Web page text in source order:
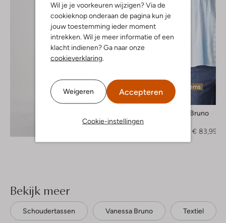
Wil je je voorkeuren wijzigen? Via de
cookieknop onderaan de pagina kun je
jouw toestemming ieder moment
intrekken. Wil je meer informatie of een
klacht indienen? Ga naar onze
cookieverklaring
Weigeren Accepteren
Cookie-instellingen
Ontdek de look
Laatste items
-60%
Vanessa Bruno
€ 83,99
Bekijk meer
Schoudertassen Vanessa Bruno Textiel